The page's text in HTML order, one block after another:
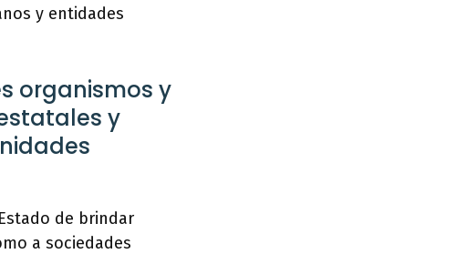
y entidades
organismos y
y
de brindar
a sociedades